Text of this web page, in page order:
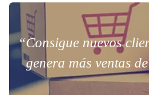
“Consigue nuevos
genera más ventas